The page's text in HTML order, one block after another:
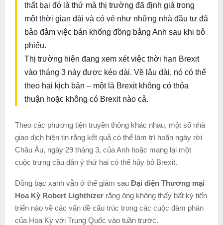
thất bại đó là thứ mà thị trường đã định giá trong
một thời gian dài và có vẻ như những nhà đầu tư đã
bảo đảm việc bán khống đồng bảng Anh sau khi bỏ
phiếu.
Thị trường hiện đang xem xét việc thời hạn Brexit
vào tháng 3 này được kéo dài. Về lâu dài, nó có thể
theo hai kịch bản – một là Brexit không có thỏa
thuận hoặc không có Brexit nào cả.
Theo các phương tiện truyền thông khác nhau, một số nhà
giao dịch hiện tin rằng kết quả có thể làm trì hoãn ngày rời
Châu Âu, ngày 29 tháng 3, của Anh hoặc mang lại một
cuộc trưng cầu dân ý thứ hai có thể hủy bỏ Brexit.
Đồng bạc xanh vẫn ở thế giảm sau Đại diện Thương mại
Hoa Kỳ Robert Lighthizer rằng ông không thấy bất kỳ tiến
triển nào về các vấn đề cấu trúc trong các cuộc đàm phán
của Hoa Kỳ với Trung Quốc vào tuần trước.